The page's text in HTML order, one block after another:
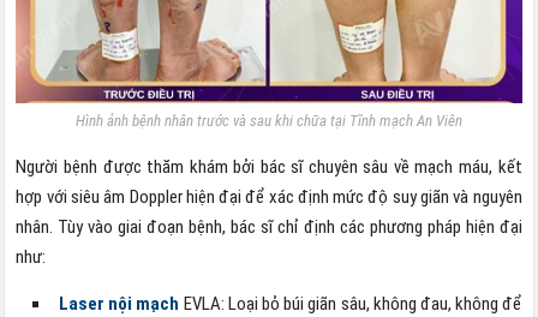
Hình ảnh bệnh nhân trước và sau khi chữa tại Tĩnh mạch An Viên
Người bệnh được thăm khám bởi bác sĩ chuyên sâu về mạch máu, kết
hợp với siêu âm Doppler hiện đại để xác định mức độ suy giãn và nguyên
nhân. Tùy vào giai đoạn bệnh, bác sĩ chỉ định các phương pháp hiện đại
như:
Laser nội mạch EVLA: Loại bỏ búi giãn sâu, không đau, không để